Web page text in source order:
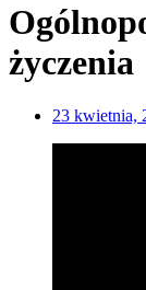
życzenia
23 kwietnia,